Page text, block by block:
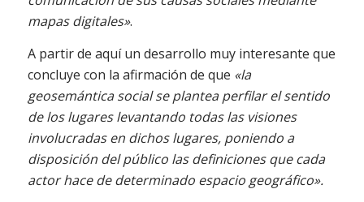
mapas digitales».
A partir de aquí un desarrollo muy interesante que
concluye con la afirmación de que «la
geosemántica social se plantea perfilar el sentido
de los lugares levantando todas las visiones
involucradas en dichos lugares, poniendo a
disposición del público las definiciones que cada
actor hace de determinado espacio geográfico».